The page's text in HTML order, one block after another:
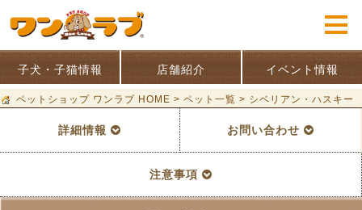
子犬・子猫情報 店舗紹介 イベント情報
ペットショップ ワンラブ HOME > ペット一覧 > シベリアン・ハスキー
詳細情報 お問い合わせ
注意事項